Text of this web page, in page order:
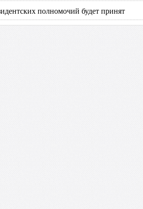
полномочий будет принят